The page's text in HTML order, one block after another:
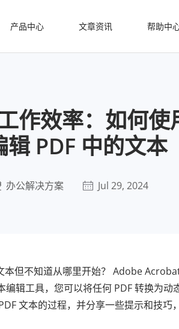
产品中心 文章资讯 帮助中
作效率：如何
PDF 中的文本
办公解决方案 Jul 29, 2024
本但不知道从哪里开始？ Adobe
辑工具，您可以将任何 PDF 转换为动
文本的过程，并分享一些提示和技巧